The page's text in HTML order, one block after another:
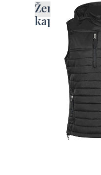
Ženski
kapuco HRM